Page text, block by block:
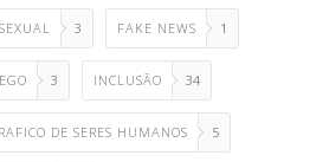
3 FAKE NEWS 1
3 INCLUSÃO 34
DE SERES HUMANOS 5